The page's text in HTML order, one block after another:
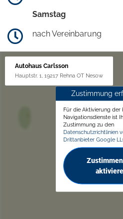
Samstag
nach Vereinbarung
Autohaus Carlsson
Hauptstr. 1, 19217 Rehna OT Nesow
Zustimmung
Für die Aktivierung der
Navigationsdienste ist
Zustimmung zu den
Datenschutzrichtlinien
Drittanbieter Google